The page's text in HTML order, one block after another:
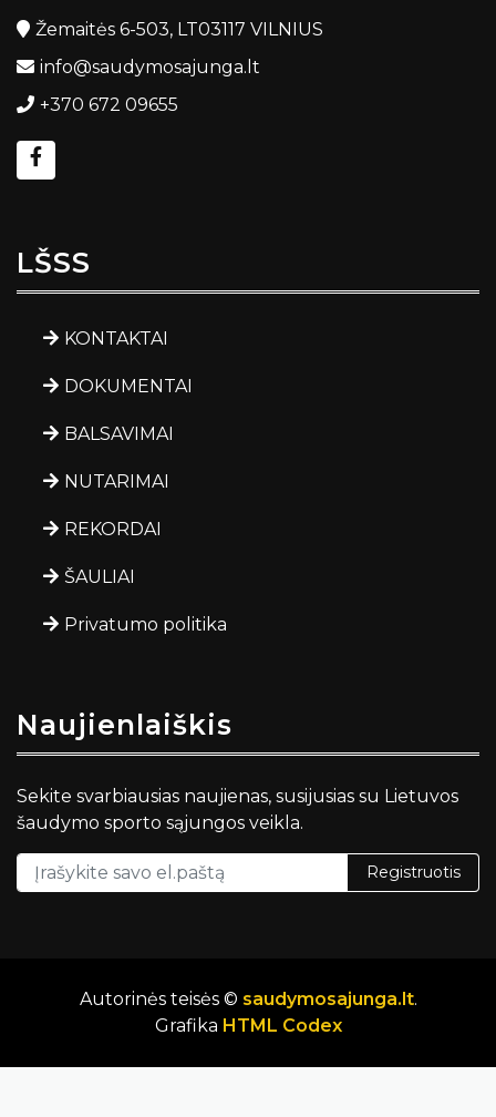
Žemaitės 6-503, LT03117 VILNIUS
info@saudymosajunga.lt
+370 672 09655
LŠSS
KONTAKTAI
DOKUMENTAI
BALSAVIMAI
NUTARIMAI
REKORDAI
ŠAULIAI
Privatumo politika
Naujienlaiškis
Sekite svarbiausias naujienas, susijusias su Lietuvos
šaudymo sporto sąjungos veikla.
Registruotis
Autorinės teisės © saudymosajunga.lt.
Grafika HTML Codex